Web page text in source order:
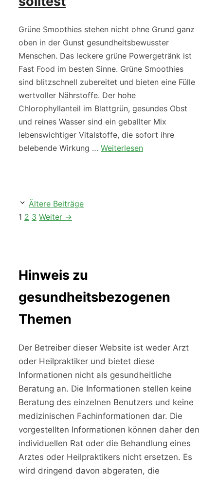
Grüne Smoothies stehen nicht ohne Grund ganz
oben in der Gunst gesundheitsbewusster
Menschen. Das leckere grüne Powergetränk ist
Fast Food im besten Sinne. Grüne Smoothies
sind blitzschnell zubereitet und bieten eine Fülle
wertvoller Nährstoffe. Der hohe
Chlorophyllanteil im Blattgrün, gesundes Obst
und reines Wasser sind ein geballter Mix
lebenswichtiger Vitalstoffe, die sofort ihre
belebende Wirkung … Weiterlesen
Ältere Beiträge
Seite
1 Seite
2 Seite
3 Weiter →
Hinweis zu
gesundheitsbezogenen
Themen
Der Betreiber dieser Website ist weder Arzt
oder Heilpraktiker und bietet diese
Informationen nicht als gesundheitliche
Beratung an. Die Informationen stellen keine
Beratung des einzelnen Benutzers und keine
medizinischen Fachinformationen dar. Die
vorgestellten Informationen können daher den
individuellen Rat oder die Behandlung eines
Arztes oder Heilpraktikers nicht ersetzen. Es
wird dringend davon abgeraten, die